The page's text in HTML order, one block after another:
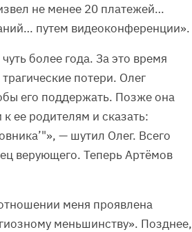
не менее 20 платежей…
путем видеоконференции».
более года. За это время
потери. Олег
его поддержать. Позже она
ее родителям и сказать:
— шутил Олег. Всего
верующего. Теперь Артёмов
меня проявлена
меньшинству». Позднее,